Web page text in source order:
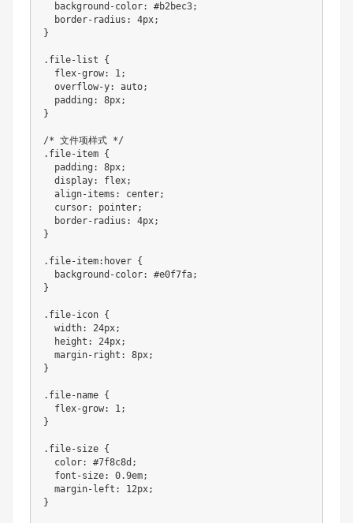
  background-color: #b2bec3;
  border-radius: 4px;
}
.file-list {
  flex-grow: 1;
  overflow-y: auto;
  padding: 8px;
}
/* 文件项样式 */
.file-item {
  padding: 8px;
  display: flex;
  align-items: center;
  cursor: pointer;
  border-radius: 4px;
}
.file-item:hover {
  background-color: #e0f7fa;
}
.file-icon {
  width: 24px;
  height: 24px;
  margin-right: 8px;
}
.file-name {
  flex-grow: 1;
}
.file-size {
  color: #7f8c8d;
  font-size: 0.9em;
  margin-left: 12px;
}